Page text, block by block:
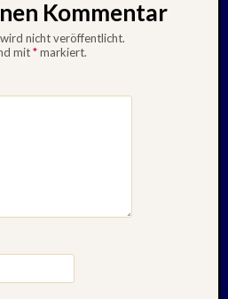
Kommentar
nicht veröffentlicht.
mit*markiert.